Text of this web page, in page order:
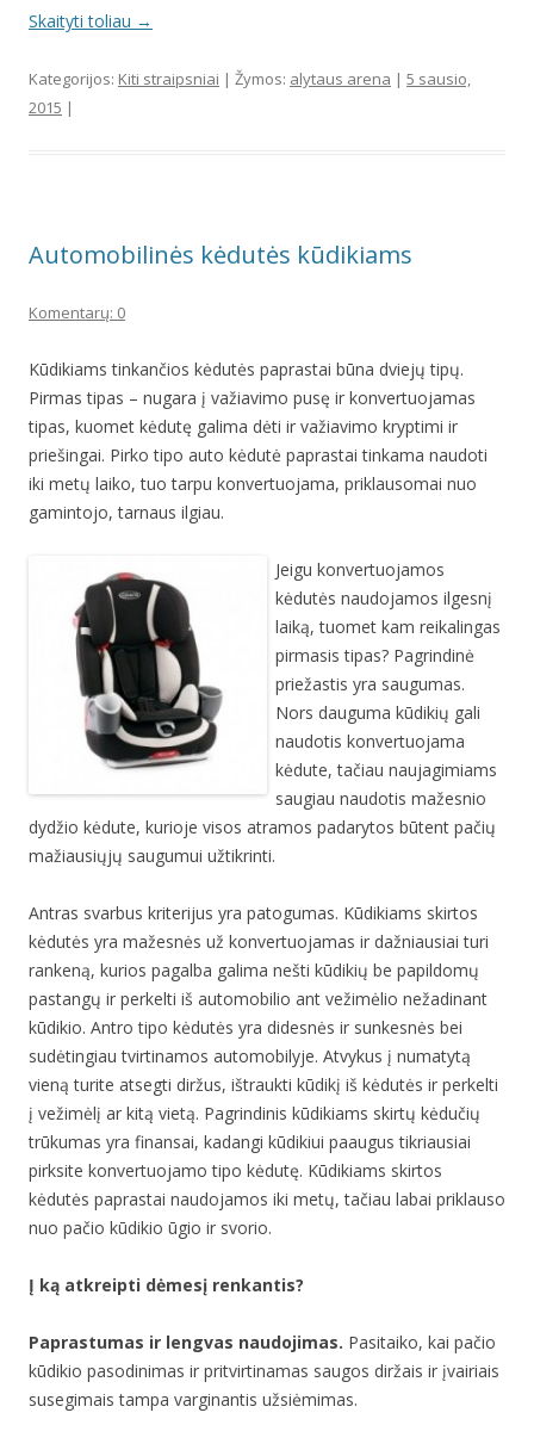
Skaityti toliau →
Kategorijos: Kiti straipsniai | Žymos: alytaus arena | 5 sausio,
2015 |
Automobilinės kėdutės kūdikiams
Komentarų: 0
Kūdikiams tinkančios kėdutės paprastai būna dviejų tipų.
Pirmas tipas – nugara į važiavimo pusę ir konvertuojamas
tipas, kuomet kėdutę galima dėti ir važiavimo kryptimi ir
priešingai. Pirko tipo auto kėdutė paprastai tinkama naudoti
iki metų laiko, tuo tarpu konvertuojama, priklausomai nuo
gamintojo, tarnaus ilgiau.
Jeigu konvertuojamos
kėdutės naudojamos ilgesnį
laiką, tuomet kam reikalingas
pirmasis tipas? Pagrindinė
priežastis yra saugumas.
Nors dauguma kūdikių gali
naudotis konvertuojama
kėdute, tačiau naujagimiams
saugiau naudotis mažesnio
dydžio kėdute, kurioje visos atramos padarytos būtent pačių
mažiausiųjų saugumui užtikrinti.
Antras svarbus kriterijus yra patogumas. Kūdikiams skirtos
kėdutės yra mažesnės už konvertuojamas ir dažniausiai turi
rankeną, kurios pagalba galima nešti kūdikių be papildomų
pastangų ir perkelti iš automobilio ant vežimėlio nežadinant
kūdikio. Antro tipo kėdutės yra didesnės ir sunkesnės bei
sudėtingiau tvirtinamos automobilyje. Atvykus į numatytą
vieną turite atsegti diržus, ištraukti kūdikį iš kėdutės ir perkelti
į vežimėlį ar kitą vietą. Pagrindinis kūdikiams skirtų kėdučių
trūkumas yra finansai, kadangi kūdikiui paaugus tikriausiai
pirksite konvertuojamo tipo kėdutę. Kūdikiams skirtos
kėdutės paprastai naudojamos iki metų, tačiau labai priklauso
nuo pačio kūdikio ūgio ir svorio.
Į ką atkreipti dėmesį renkantis?
Paprastumas ir lengvas naudojimas. Pasitaiko, kai pačio
kūdikio pasodinimas ir pritvirtinamas saugos diržais ir įvairiais
susegimais tampa varginantis užsiėmimas.